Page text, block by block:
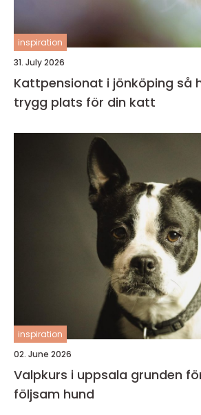
inspiration
31. July 2026
Kattpensionat i jönköping så hittar du en
trygg plats för din katt
inspiration
02. June 2026
Valpkurs i uppsala grunden för en trygg och
följsam hund